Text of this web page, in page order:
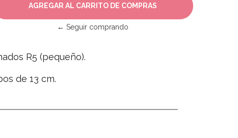
← Seguir comprando
R5 (pequeño).
de 13 cm.